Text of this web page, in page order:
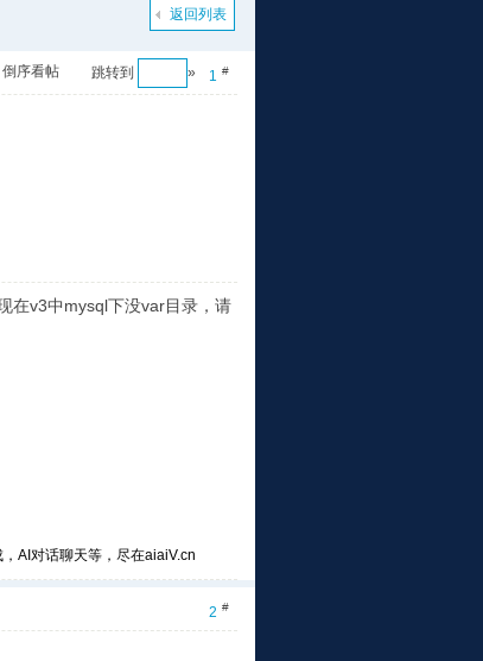
返回列表
1 #
跳转到 »
倒序看帖
在v3中mysql下没var目录，请
AI对话聊天等，尽在aiaiV.cn
2 #